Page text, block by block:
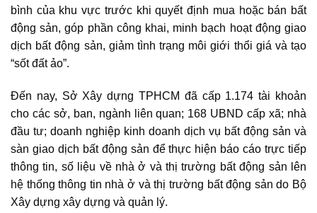
bình của khu vực trước khi quyết định mua hoặc bán bất
động sản, góp phần công khai, minh bạch hoạt động giao
dịch bất động sản, giảm tình trạng môi giới thổi giá và tạo
“sốt đất ảo”.
Đến nay, Sở Xây dựng TPHCM đã cấp 1.174 tài khoản
cho các sở, ban, ngành liên quan; 168 UBND cấp xã; nhà
đầu tư; doanh nghiệp kinh doanh dịch vụ bất động sản và
sàn giao dịch bất động sản để thực hiện báo cáo trực tiếp
thông tin, số liệu về nhà ở và thị trường bất động sản lên
hệ thống thông tin nhà ở và thị trường bất động sản do Bộ
Xây dựng xây dựng và quản lý.